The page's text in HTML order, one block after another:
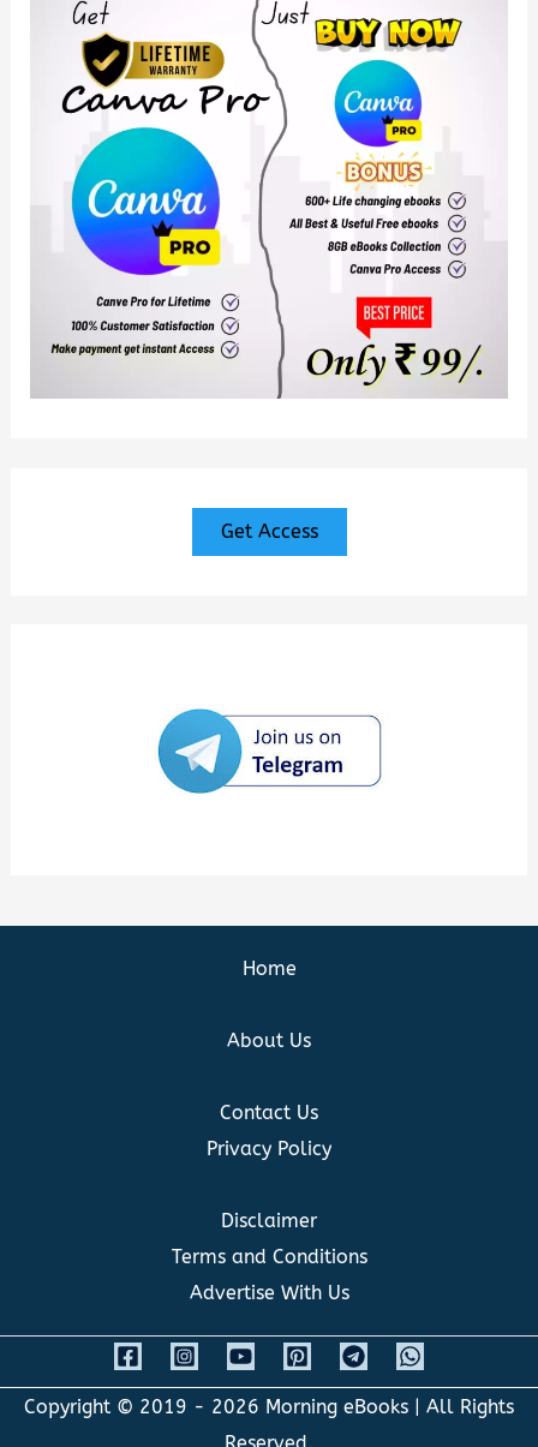
Get Access
Home
About Us
Contact Us
Privacy Policy
Disclaimer
Terms and Conditions
Advertise With Us
Copyright © 2019 - 2026 Morning eBooks | All Rights
Reserved.